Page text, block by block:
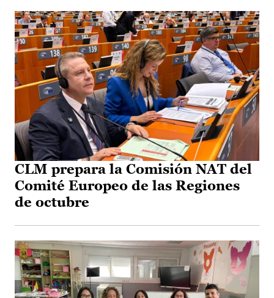
CLM prepara la Comisión NAT del
Comité Europeo de las Regiones
de octubre